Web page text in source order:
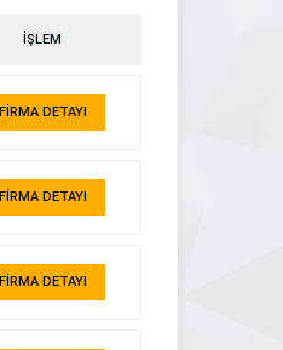
İŞLEM
FİRMA DETAYI
FİRMA DETAYI
FİRMA DETAYI